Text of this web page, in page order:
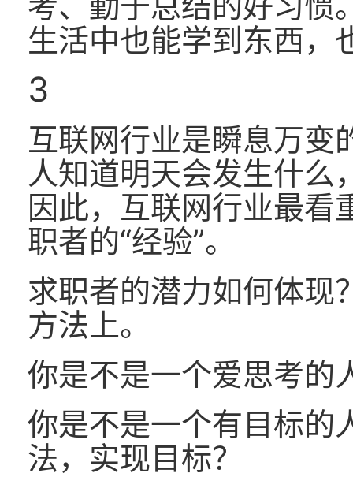
生活中也能学到东西，
3
互联网行业是瞬息万变
人知道明天会发生什么
因此，互联网行业最看
职者的“经验”。
求职者的潜力如何体现
方法上。
你是不是一个爱思考的
你是不是一个有目标的
法，实现目标？